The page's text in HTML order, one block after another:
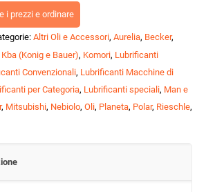
i prezzi e ordinare
Altri Oli e Accessori, Aurelia, Becker,
Kba (Konig e Bauer), Komori, Lubrificanti
Convenzionali, Lubrificanti Macchine di
per Categoria, Lubrificanti speciali, Man e
, Mitsubishi, Nebiolo, Oli, Planeta, Polar, Rieschle,